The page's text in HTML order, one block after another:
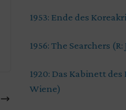
1953: Ende des
1956: The Searchers
1920: Das Kabinett
Wiene)